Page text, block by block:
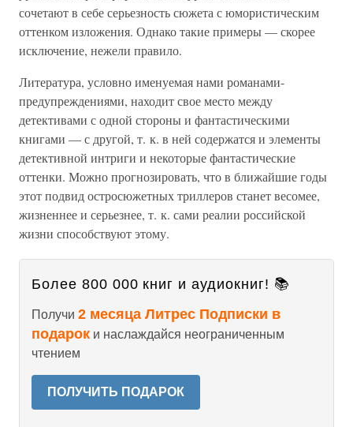
сочетают в себе серьезность сюжета с юмористическим
оттенком изложения. Однако такие примеры — скорее
исключение, нежели правило.
Литература, условно именуемая нами романами-
предупреждениями, находит свое место между
детективами с одной стороны и фантастическими
книгами — с другой, т. к. в ней содержатся и элементы
детективной интриги и некоторые фантастические
оттенки. Можно прогнозировать, что в ближайшие годы
этот подвид остросюжетных триллеров станет весомее,
жизненнее и серьезнее, т. к. сами реалии российской
жизни способствуют этому.
Более 800 000 книг и аудиокниг! 📚
Получи 2 месяца Литрес Подписки в
подарок и наслаждайся неограниченным
чтением
ПОЛУЧИТЬ ПОДАРОК